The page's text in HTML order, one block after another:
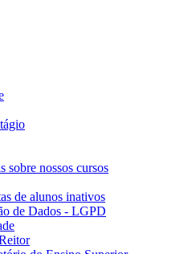
sobre nossos cursos
de alunos inativos
de Dados - LGPD